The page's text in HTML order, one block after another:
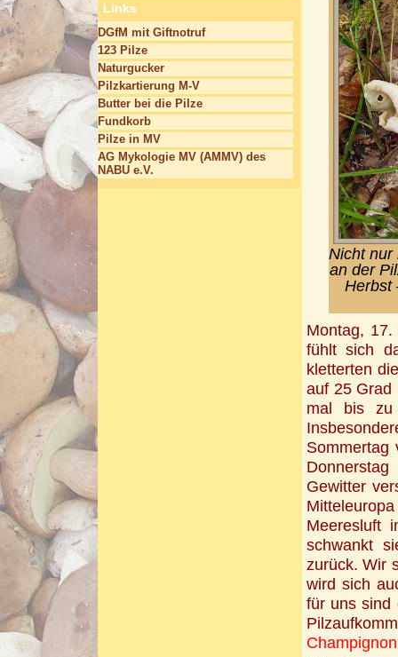
Nicht nur
an der
Herbst
Montag,
fühlt sich
kletterten
auf 25 Grad
mal bis zu
Sommertag
Gewitter
Meeresluft
schwankt
zurück. Wir
wird sich
für uns sind
Champignon
Links
DGfM mit Giftnotruf
123 Pilze
Naturgucker
Pilzkartierung M-V
Butter bei die Pilze
Fundkorb
Pilze in MV
AG Mykologie MV (AMMV) des
NABU e.V.